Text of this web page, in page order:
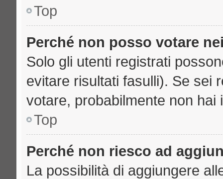
Top
Perché non posso votare
Solo gli utenti registrati
evitare risultati fasulli). Se sei
votare, probabilmente non hai
Top
Perché non riesco ad
La possibilità di aggiungere